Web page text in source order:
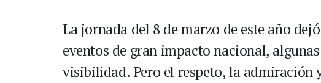
La jornada del 8 de marzo de este año
eventos de gran impacto nacional,
visibilidad. Pero el respeto, la admiración